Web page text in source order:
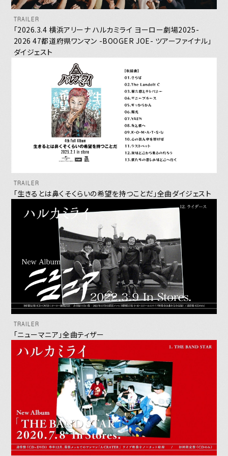
LOGIN
MEMBERS’ NEWS
PICTURE
あああああ
別冊 橋本学左脳読本
メキ麺記ギルティ
すどこまレディオ
東の頑張り日記
TRAILER
「2026.3.4 横浜アリーナ ハルカミライ ヨーロー劇場2025-
2026 47都道府県ワンマン -BOOGER JOE- ツアーファイナル」
ダイジェスト
TRAILER
「生きるとは鼻くそくらいの希望を持つことだ」全曲ダイジェスト
TRAILER
「ニューマニア」全曲ティザー